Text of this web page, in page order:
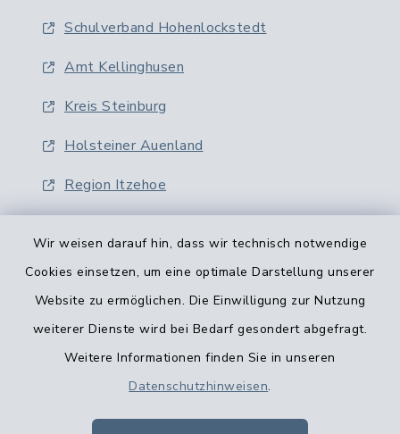
Wir weisen darauf hin, dass wir technisch notwendige
Cookies einsetzen, um eine optimale Darstellung unserer
Website zu ermöglichen. Die Einwilligung zur Nutzung
weiterer Dienste wird bei Bedarf gesondert abgefragt.
Weitere Informationen finden Sie in unseren
Datenschutzhinweisen.
Schulverband Hohenlockstedt
Amt Kellinghusen
Kreis Steinburg
Holsteiner Auenland
Region Itzehoe
Barrierefreiheit